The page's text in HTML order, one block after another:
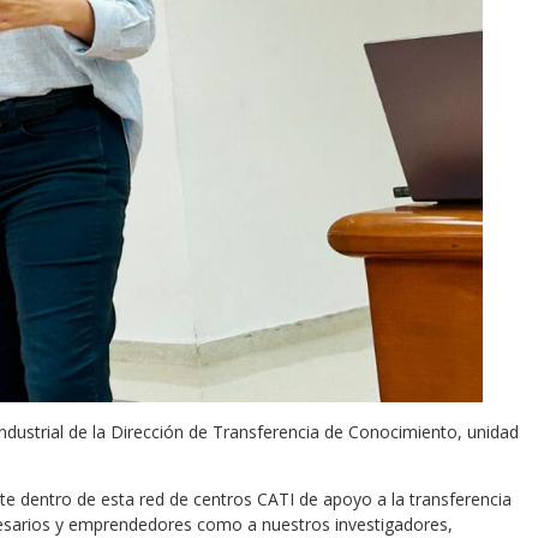
de la Dirección de Transferencia de Conocimiento, unidad
dentro de esta red de centros CATI de apoyo a la transferencia
y emprendedores como a nuestros investigadores,